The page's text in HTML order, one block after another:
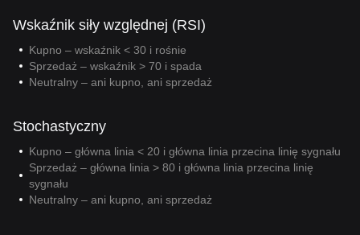
Wskaźnik siły względnej (RSI)
Kupno – wskaźnik < 30 i rośnie
Sprzedaż – wskaźnik > 70 i spada
Neutralny – ani kupno, ani sprzedaż
Stochastyczny
Kupno – główna linia < 20 i główna linia przecina linię sygnału
Sprzedaż – główna linia > 80 i główna linia przecina linię
sygnału
Neutralny – ani kupno, ani sprzedaż